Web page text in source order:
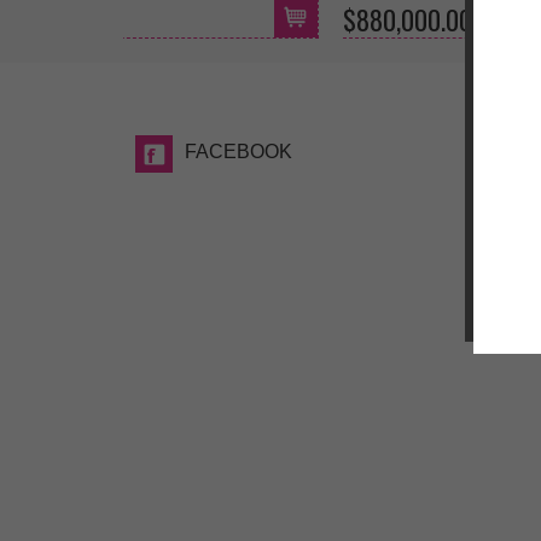
FACEBOOK